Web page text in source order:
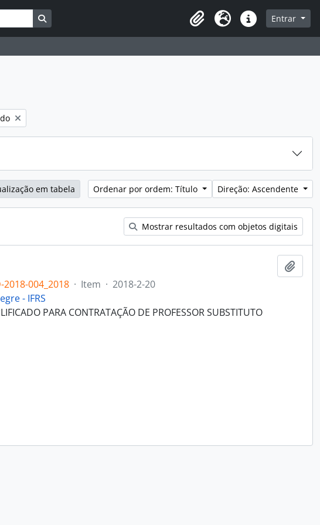
Busque na página de navegação
Idioma Ligações rápidas
Entrar
em tabela Ordenar por ordem: Título Direção: Ascendente
Mostrar resultados com objetos digitais
2018-004_2018 · Item · 2018-2-20
- IFRS
PARA CONTRATAÇÃO DE PROFESSOR SUBSTITUTO